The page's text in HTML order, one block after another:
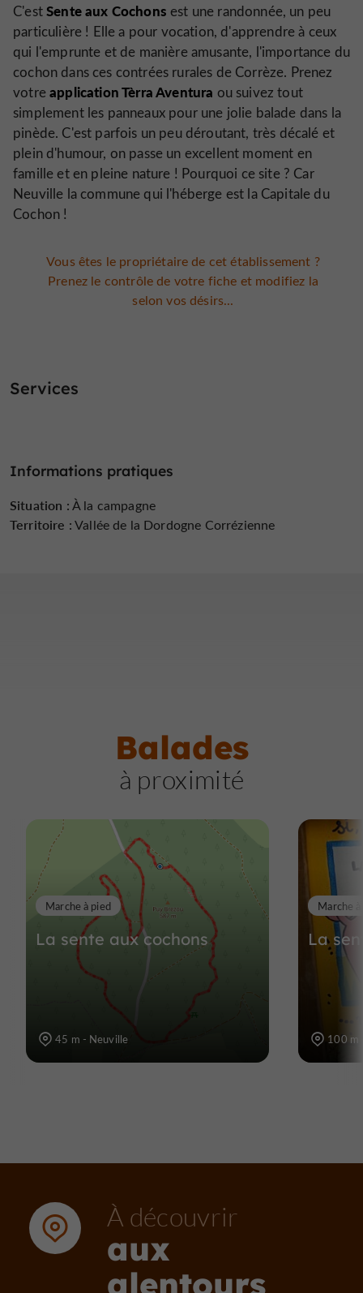
C'estSente aux Cochons est une randonnée, un peu
particulière ! Elle a pour vocation, d'apprendre à ceux
qui l'emprunte et de manière amusante, l'importance du
cochon dans ces contrées rurales de Corrèze. Prenez
votreapplication Tèrra Aventura ou suivez tout
simplement les panneaux pour une jolie balade dans la
pinède. C'est parfois un peu déroutant, très décalé et
plein d'humour, on passe un excellent moment en
famille et en pleine nature ! Pourquoi ce site ? Car
Neuville la commune qui l'héberge est la Capitale du
Cochon !
Vous êtes le propriétaire de cet établissement ?
Prenez le contrôle de votre fiche et modifiez la
selon vos désirs...
Services
Informations pratiques
Situation :À la campagne
Territoire :Vallée de la Dordogne Corrézienne
Balades
à proximité
La sente aux cochons
Marche à pied
45 m - Neuville
La
Marche
100 m
À découvrir
aux
alentours